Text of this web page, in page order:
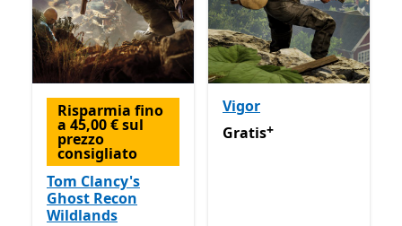
Risparmia fino
a 45,00 € sul
prezzo
consigliato
Tom Clancy's
Ghost Recon
Wildlands
Vigor
GratisOffre acquisti in-app
Gratis+